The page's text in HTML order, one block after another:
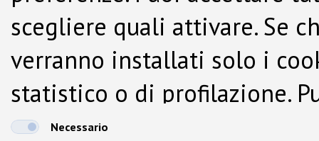
scegliere quali attivare. Se
verranno installati solo i
statistico o di profilazione.
dalla Cookie Policy.
Necessario